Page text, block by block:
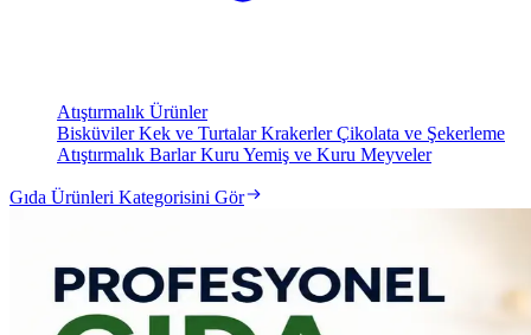
Atıştırmalık Ürünler
BisküvilerKek ve TurtalarKrakerlerÇikolata ve Şekerleme
Atıştırmalık BarlarKuru Yemiş ve Kuru Meyveler
Gıda Ürünleri Kategorisini Gör